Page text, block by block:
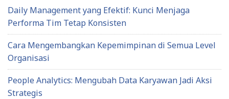
Daily Management yang Efektif: Kunci Menjaga
Performa Tim Tetap Konsisten
Cara Mengembangkan Kepemimpinan di Semua Level
Organisasi
People Analytics: Mengubah Data Karyawan Jadi Aksi
Strategis